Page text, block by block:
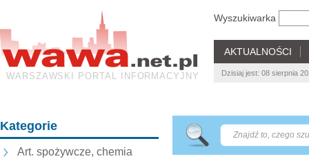
WARSZAWSKI PORTAL INFORMACYJNY
Wyszukiwarka
AKTUALNOŚCI
Dzisiaj jest: 08 sierpnia
Kategorie
Art. spożywcze, chemia